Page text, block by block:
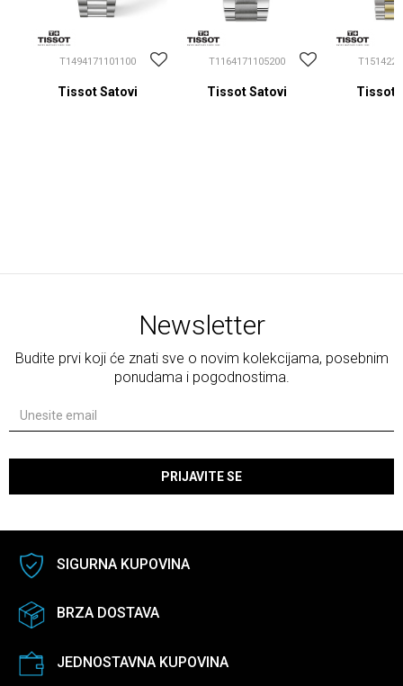
T1494171101100
Tissot Satovi
T1164171105200
Tissot Satovi Tissot
Newsletter
Budite prvi koji će znati sve o novim kolekcijama, posebnim
ponudama i pogodnostima.
PRIJAVITE SE
SIGURNA KUPOVINA
BRZA DOSTAVA
JEDNOSTAVNA KUPOVINA